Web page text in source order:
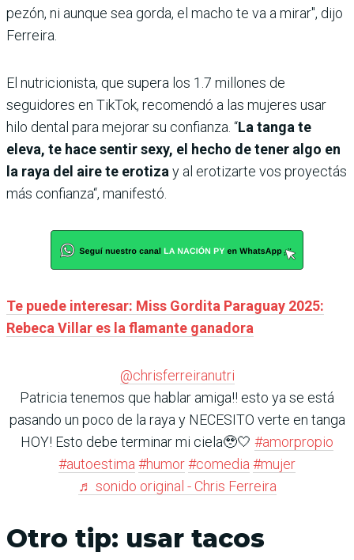
pezón, ni aunque sea gorda, el macho te va a mirar", dijo
Ferreira.
El nutricionista, que supera los 1.7 millones de
seguidores en TikTok, recomendó a las mujeres usar
hilo dental para mejorar su confianza. “La tanga te
eleva, te hace sentir sexy, el hecho de tener algo en
la raya del aire te erotiza y al erotizarte vos proyectás
más confianza“, manifestó.
Te puede interesar: Miss Gordita Paraguay 2025:
Rebeca Villar es la flamante ganadora
@chrisferreiranutri
Patricia tenemos que hablar amiga‼️ esto ya se está
pasando un poco de la raya y NECESITO verte en tanga
HOY! Esto debe terminar mi ciela🥹🤍 #amorpropio
#autoestima #humor#comedia #mujer
♬ sonido original - Chris Ferreira
Otro tip: usar tacos